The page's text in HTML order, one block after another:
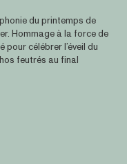
du printemps de
Hommage à la force de
pour célébrer l’éveil du
feutrés au final